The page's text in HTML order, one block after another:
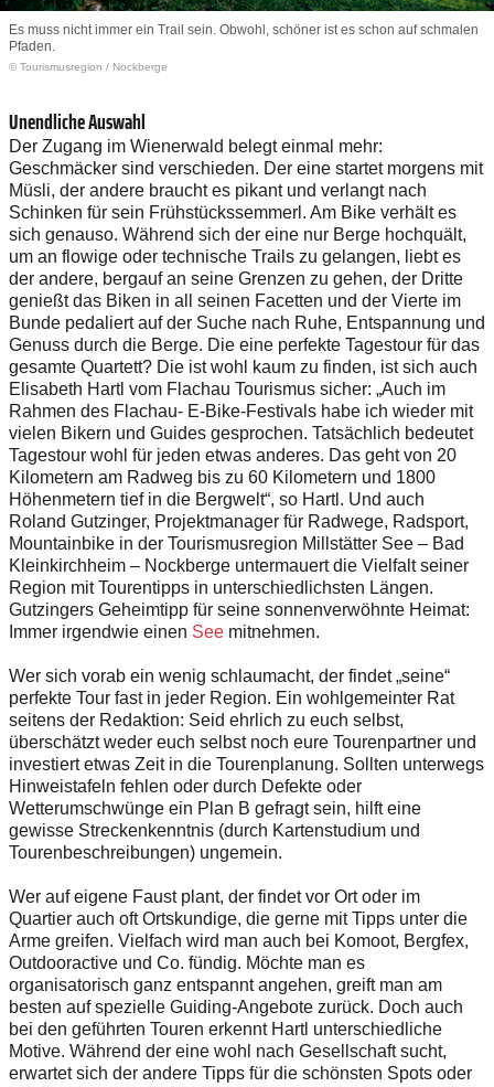
Es muss nicht immer ein Trail sein. Obwohl, schöner ist es schon auf schmalen
Pfaden.
© Tourismusregion / Nockberge
Unendliche Auswahl
Der Zugang im Wienerwald belegt einmal mehr:
Geschmäcker sind verschieden. Der eine startet morgens mit
Müsli, der andere braucht es pikant und verlangt nach
Schinken für sein Frühstückssemmerl. Am Bike verhält es
sich genauso. Während sich der eine nur Berge hochquält,
um an flowige oder technische Trails zu gelangen, liebt es
der andere, bergauf an seine Grenzen zu gehen, der Dritte
genießt das Biken in all seinen Facetten und der Vierte im
Bunde pedaliert auf der Suche nach Ruhe, Entspannung und
Genuss durch die Berge. Die eine perfekte Tagestour für das
gesamte Quartett? Die ist wohl kaum zu finden, ist sich auch
Elisabeth Hartl vom Flachau Tourismus sicher: „Auch im
Rahmen des Flachau- E-Bike-Festivals habe ich wieder mit
vielen Bikern und Guides gesprochen. Tatsächlich bedeutet
Tagestour wohl für jeden etwas anderes. Das geht von 20
Kilometern am Radweg bis zu 60 Kilometern und 1800
Höhenmetern tief in die Bergwelt“, so Hartl. Und auch
Roland Gutzinger, Projektmanager für Radwege, Radsport,
Mountainbike in der Tourismusregion Millstätter See – Bad
Kleinkirchheim – Nockberge untermauert die Vielfalt seiner
Region mit Tourentipps in unterschiedlichsten Längen.
Gutzingers Geheimtipp für seine sonnenverwöhnte Heimat:
Immer irgendwie einen See mitnehmen.
Wer sich vorab ein wenig schlaumacht, der findet „seine“
perfekte Tour fast in jeder Region. Ein wohlgemeinter Rat
seitens der Redaktion: Seid ehrlich zu euch selbst,
überschätzt weder euch selbst noch eure Tourenpartner und
investiert etwas Zeit in die Tourenplanung. Sollten unterwegs
Hinweistafeln fehlen oder durch Defekte oder
Wetterumschwünge ein Plan B­ ­gefragt sein, hilft eine
gewisse Streckenkenntnis (durch Kartenstudium und
Tourenbeschreibungen) ungemein.
Wer auf eigene Faust plant, der findet vor Ort oder im
Quartier auch oft Ortskundige, die gerne mit Tipps unter die
Arme greifen. Vielfach wird man auch bei Komoot, Bergfex,
Outdooractive und Co. fündig. Möchte man es
organisatorisch ganz entspannt angehen, greift man am
besten auf spezielle Guiding-Angebote zurück. Doch auch
bei den geführten Touren erkennt Hartl unterschiedliche
Motive. Während der eine wohl nach Gesellschaft sucht,
erwartet sich der andere Tipps für die schönsten Spots oder